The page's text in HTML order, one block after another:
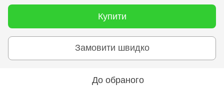
Купити
Замовити швидко
До обраного